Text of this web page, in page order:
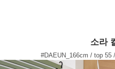
소라
#DAEUN_166cm / top 55